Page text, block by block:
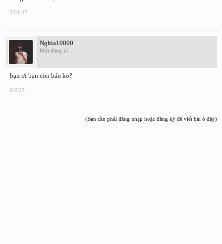
23/1/17
Nghia10000
Mới đăng kí
bạn ơi bạn còn bán ko?
6/2/17
(Bạn cần phải đăng nhập hoặc đăng ký để viết bài ở đây)